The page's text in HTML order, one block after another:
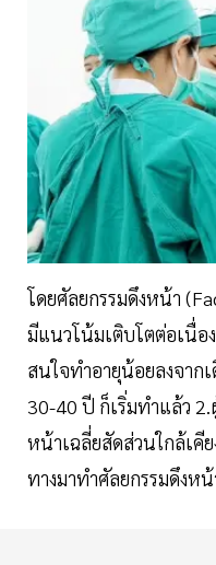
โดยศัลยกรรมดึงหน้า
มีแนวโน้มเติบโตต่อเนื่อ
สนใจทำอายุน้อยลงจา
30-40 ปี ก็เริ่มทำแล้ว
หน้าเฉลี่ยสัดส่วนใกล้เคี
ทางมาทำศัลยกรรมดึงห